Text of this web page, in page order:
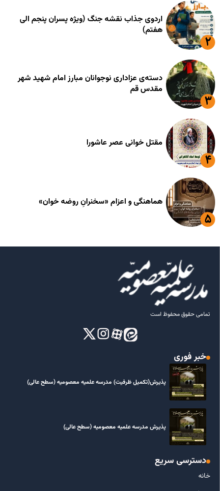
اردوی جذاب نقشه جنگ (ویژه پسران پنجم الی
هفتم)
دسته‌ی عزاداری نوجوانان مبارز امام شهید شهر
مقدس قم
مقتل خوانی عصر عاشورا
هماهنگی و اعزام «سخنرانِ روضه خوان»
تمامی حقوق محفوظ است
خبر فوری
پذیرش(تکمیل ظرفیت) مدرسه علمیه معصومیه‌ (سطح عالی)
پذیرش مدرسه علمیه معصومیه‌ (سطح عالی)
دسترسی سریع
خانه